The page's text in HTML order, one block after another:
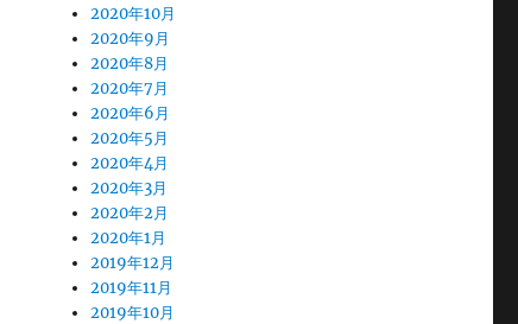
2020年10月
2020年9月
2020年8月
2020年7月
2020年6月
2020年5月
2020年4月
2020年3月
2020年2月
2020年1月
2019年12月
2019年11月
2019年10月